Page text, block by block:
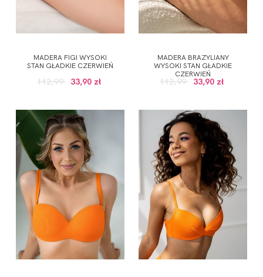
MADERA FIGI WYSOKI
STAN GŁADKIE CZERWIEŃ
112,99 33,90 zł
MADERA BRAZYLIANY
WYSOKI STAN GŁADKIE
CZERWIEŃ
112,99 33,90 zł